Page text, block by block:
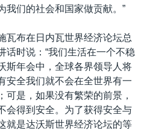
我们的社会和国家做贡献。”
瓦布在日内瓦世界经济论坛总
话时说：“我们生活在一个不稳
斯年会中，全球各界领导人将
安全我们就不会在全世界有一
是，如果没有繁荣的前景，
会得到安全。为了获得安全与
就是达沃斯世界经济论坛的等